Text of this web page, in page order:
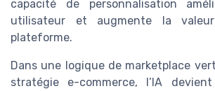
capacité de personnalisation
utilisateur et augmente la
plateforme.
Dans une logique de marketplace
stratégie e-commerce, l’IA